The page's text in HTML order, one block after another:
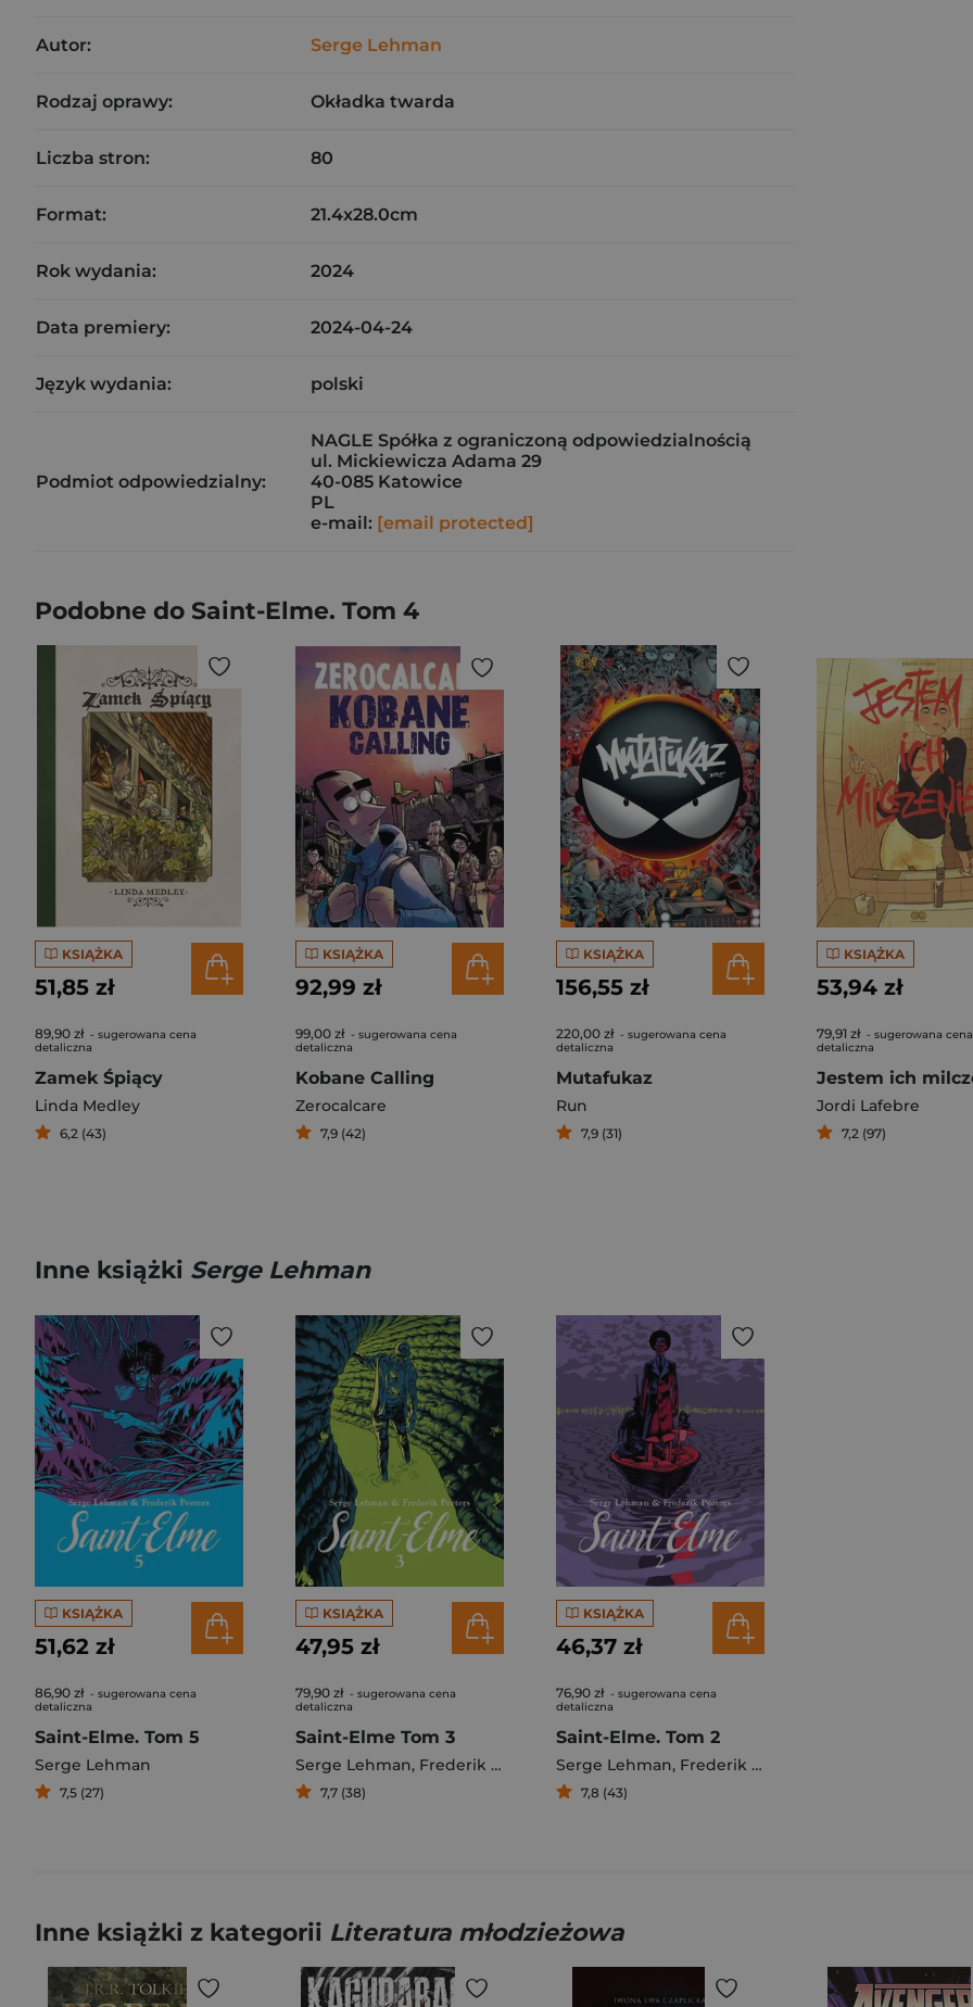
Autor: Serge Lehman
Rodzaj oprawy: Okładka twarda
Liczba stron: 80
Format: 21.4x28.0cm
Rok wydania: 2024
Data premiery: 2024-04-24
Język wydania: polski
Podmiot odpowiedzialny:
NAGLE Spółka z ograniczoną odpowiedzialnością
ul. Mickiewicza Adama 29
40-085 Katowice
PL
e-mail: [email protected]
Podobne do Saint-Elme. Tom 4
KSIĄŻKA
51,85 zł
89,90 zł - sugerowana cena
detaliczna
Zamek Śpiący
Linda Medley
6,2 (43)
KSIĄŻKA
92,99 zł
99,00 zł - sugerowana cena
detaliczna
Kobane Calling
Zerocalcare
7,9 (42)
KSIĄŻKA
156,55 zł
220,00 zł - sugerowana cena
detaliczna
Mutafukaz
Run
7,9 (31)
KSIĄŻKA
53,94 zł
79,91 zł - sugerowana cena
detaliczna
Jordi Lafebre
7,2 (97)
Inne książki Serge Lehman
KSIĄŻKA
51,62 zł
86,90 zł - sugerowana cena
detaliczna
Saint-Elme. Tom 5
Serge Lehman
7,5 (27)
KSIĄŻKA
47,95 zł
79,90 zł - sugerowana cena
detaliczna
Saint-Elme Tom 3
Serge Lehman, Frederik Peeters
7,7 (38)
KSIĄŻKA
46,37 zł
76,90 zł - sugerowana cena
detaliczna
Saint-Elme. Tom 2
Serge Lehman, Frederik Peeters
7,8 (43)
Inne książki z kategorii Literatura młodzieżowa